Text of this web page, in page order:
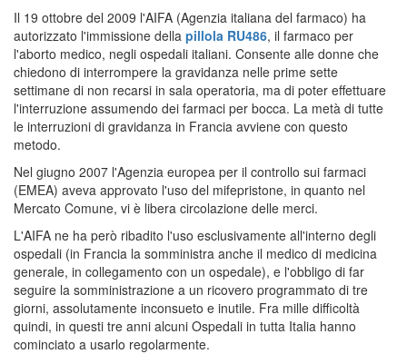
Il 19 ottobre del 2009 l'AIFA (Agenzia italiana del farmaco) ha
autorizzato l'immissione della pillola RU486, il farmaco per
l'aborto medico, negli ospedali italiani. Consente alle donne che
chiedono di interrompere la gravidanza nelle prime sette
settimane di non recarsi in sala operatoria, ma di poter effettuare
l'interruzione assumendo dei farmaci per bocca. La metà di tutte
le interruzioni di gravidanza in Francia avviene con questo
metodo.
Nel giugno 2007 l'Agenzia europea per il controllo sui farmaci
(EMEA) aveva approvato l'uso del mifepristone, in quanto nel
Mercato Comune, vi è libera circolazione delle merci.
L'AIFA ne ha però ribadito l'uso esclusivamente all'interno degli
ospedali (in Francia la somministra anche il medico di medicina
generale, in collegamento con un ospedale), e l'obbligo di far
seguire la somministrazione a un ricovero programmato di tre
giorni, assolutamente inconsueto e inutile. Fra mille difficoltà
quindi, in questi tre anni alcuni Ospedali in tutta Italia hanno
cominciato a usarlo regolarmente.